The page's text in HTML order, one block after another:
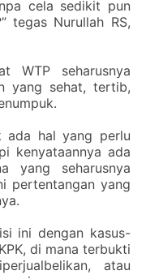
cela sedikit pun
tegas Nurullah RS,
WTP seharusnya
yang sehat, tertib,
ada hal yang perlu
kenyataannya ada
yang seharusnya
pertentangan yang
ini dengan kasus-
di mana terbukti
atau